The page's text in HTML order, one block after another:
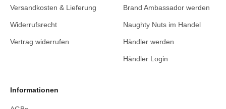
Versandkosten & Lieferung
Widerrufsrecht
Vertrag widerrufen
Brand Ambassador werden
Naughty Nuts im Handel
Händler werden
Händler Login
Informationen